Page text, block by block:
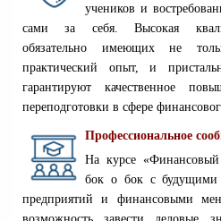
учеников и
сами за себя. Высокая
обязательно имеющих не
практический опыт, и
гарантируют качественное
переподготовки в сфере
Профессиональное
На курсе «Финансовый
бок о бок с будущими
предприятий и финансовыми